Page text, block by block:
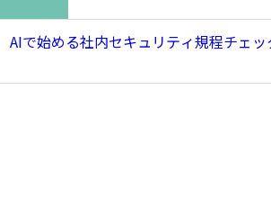
で始める社内セキュリティ規程チェッ